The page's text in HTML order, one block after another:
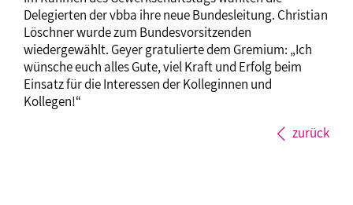
Delegierten der vbba ihre neue Bundesleitung. Christian
Löschner wurde zum Bundesvorsitzenden
wiedergewählt. Geyer gratulierte dem Gremium: „Ich
wünsche euch alles Gute, viel Kraft und Erfolg beim
Einsatz für die Interessen der Kolleginnen und
Kollegen!“
zurück